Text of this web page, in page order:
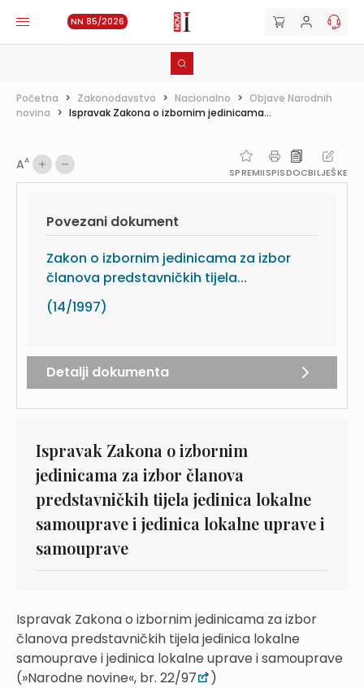
NN 85/2026
Početna > Zakonodavstvo > Nacionalno > Objave Narodnih
novina > Ispravak Zakona o izbornim jedinicama...
AA
SPREMIISPISDOCBILJEŠKE
Povezani dokument
Zakon o izbornim jedinicama za izbor
članova predstavničkih tijela...
(14/1997)
Detalji dokumenta
Ispravak Zakona o izbornim
jedinicama za izbor članova
predstavničkih tijela jedinica lokalne
samouprave i jedinica lokalne uprave i
samouprave
Ispravak Zakona o izbornim jedinicama za izbor
članova predstavničkih tijela jedinica lokalne
samouprave i jedinica lokalne uprave i samouprave
(»Narodne novine«, br. 22/97
)